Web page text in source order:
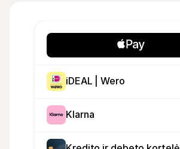
iDEAL | Wero
Klarna